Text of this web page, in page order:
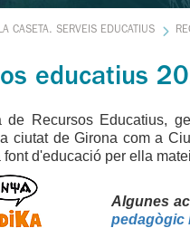
CASETA. SERVEIS EDUCATIUS
educatius
de Recursos Educatius,
ciutat de Girona com a
font d'educació per ella
Algunes
pedagògic